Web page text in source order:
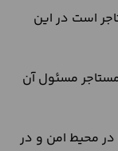
است در این
مسئول آن
محیط امن و در